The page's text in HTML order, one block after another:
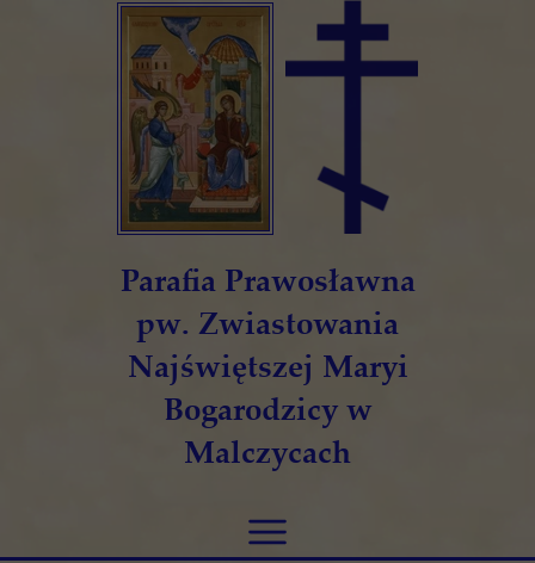
Parafia Prawosławna
pw. Zwiastowania
Najświętszej Maryi
Bogarodzicy w
Malczycach